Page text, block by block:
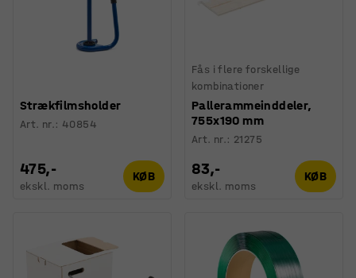
Strækfilmsholder
Art. nr.: 40854
475,-
ekskl. moms
KØB
Fås i flere forskellige
kombinationer
Pallerammeinddeler,
755x190 mm
Art. nr.: 21275
83,-
ekskl. moms
KØB